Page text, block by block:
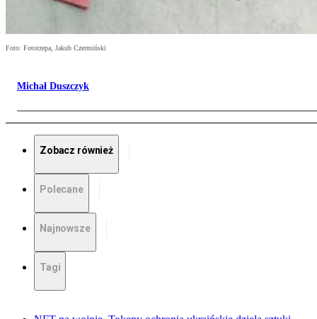
Foto: Fotorzepa, Jakub Czermiński
Michał Duszczyk
Zobacz również
Polecane
Najnowsze
Tagi